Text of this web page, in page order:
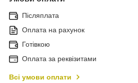
Післяплата
Оплата на рахунок
Готівкою
Оплата за реквізитами
Всі умови оплати